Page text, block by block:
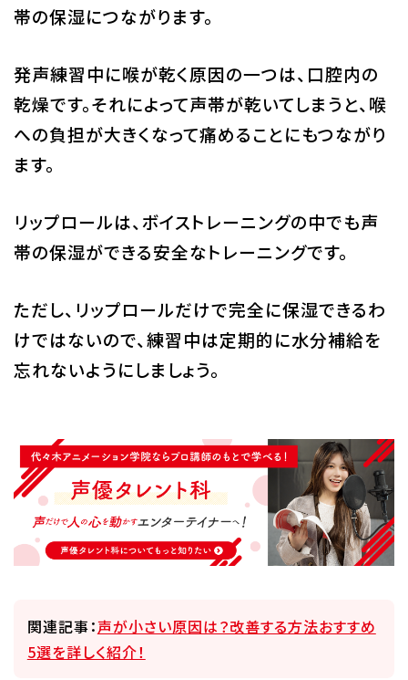
帯の保湿につながります。
発声練習中に喉が乾く原因の一つは、口腔内の
乾燥です。それによって声帯が乾いてしまうと、喉
への負担が大きくなって痛めることにもつながり
ます。
リップロールは、ボイストレーニングの中でも声
帯の保湿ができる安全なトレーニングです。
ただし、リップロールだけで完全に保湿できるわ
けではないので、練習中は定期的に水分補給を
忘れないようにしましょう。
関連記事：声が小さい原因は？改善する方法おすすめ
5選を詳しく紹介！